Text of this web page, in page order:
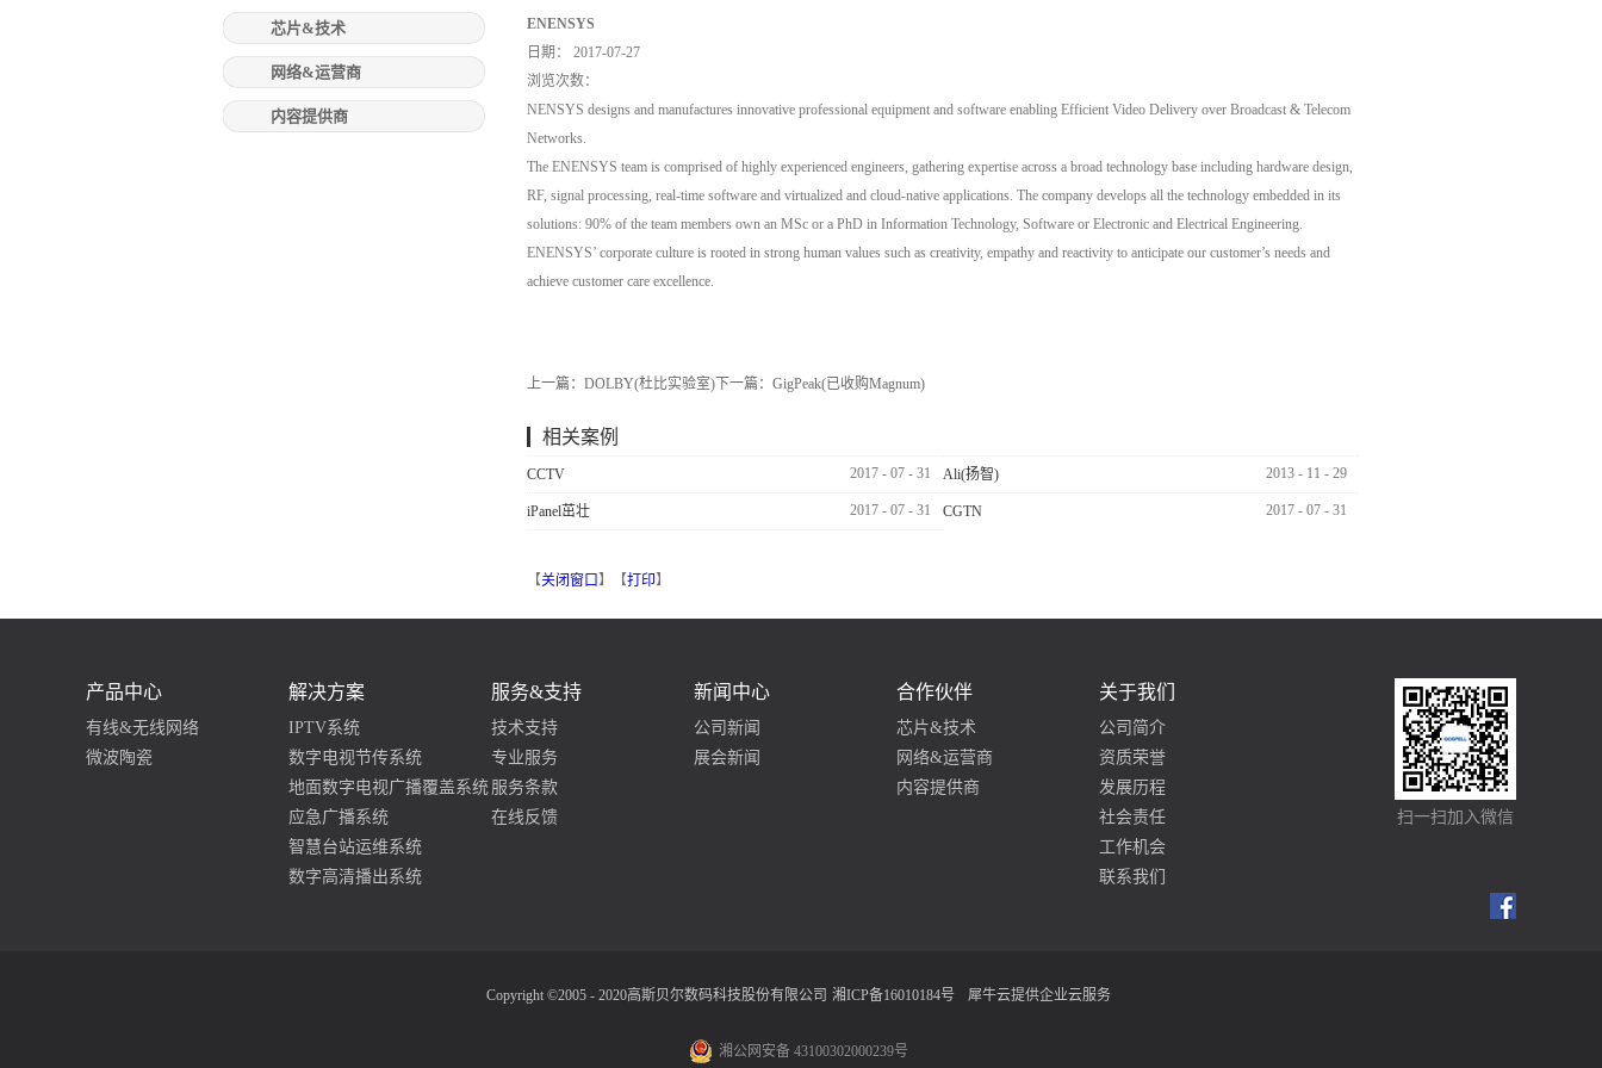
芯片&技术
网络&运营商
内容提供商
ENENSYS
日期：
2017-07-27
浏览次数：
NENSYS designs and manufactures innovative professional equipment and software enabling Efficient Video Delivery over Broadcast & Telecom
Networks.
The ENENSYS team is comprised of highly experienced engineers, gathering expertise across a broad technology base including hardware design,
RF, signal processing, real-time software and virtualized and cloud-native applications. The company develops all the technology embedded in its
solutions: 90% of the team members own an MSc or a PhD in Information Technology, Software or Electronic and Electrical Engineering.
ENENSYS’ corporate culture is rooted in strong human values such as creativity, empathy and reactivity to anticipate our customer’s needs and
achieve customer care excellence.
上一篇：DOLBY(杜比实验室) 下一篇：GigPeak(已收购Magnum)
相关案例
CCTV 2017 -07 -31 Ali(扬智) 2013 - 11 -29
iPanel茁壮 2017 -07 -31 CGTN 2017 -07 -31
【关闭窗口 】【打印】
产品中心
有线&无线网络
微波陶瓷
解决方案
IPTV系统
数字电视节传系统
地面数字电视广播覆盖系统
应急广播系统
智慧台站运维系统
数字高清播出系统
服务&支持
技术支持
专业服务
服务条款
在线反馈
新闻中心
公司新闻
展会新闻
合作伙伴
芯片&技术
网络&运营商
内容提供商
关于我们
公司简介
资质荣誉
发展历程
社会责任
工作机会
联系我们
扫一扫加入微信
Copyright ©2005 - 2020高斯贝尔数码科技股份有限公司 湘ICP备16010184号 犀牛云提供企业云服务
湘公网安备 43100302000239号